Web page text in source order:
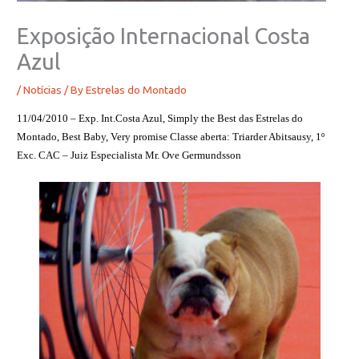
Exposição Internacional Costa
Azul
/Notícias / ByEstrelas do Montado
11/04/2010 – Exp. Int.Costa Azul,Simply the Best das Estrelas do
Montado, Best Baby, Very promise Classe aberta:Triarder Abitsausy, 1º
Exc. CAC – Juiz Especialista Mr. Ove Germundsson